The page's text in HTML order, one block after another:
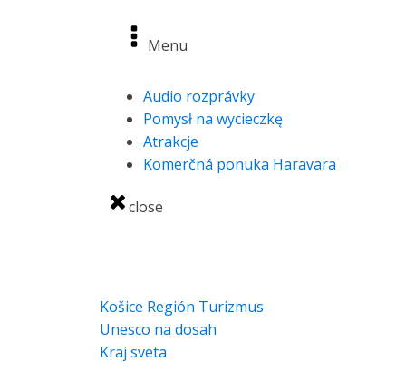
Menu
Audio rozprávky
Pomysł na wycieczkę
Atrakcje
Komerčná ponuka Haravara
close
Košice Región Turizmus
Unesco na dosah
Kraj sveta